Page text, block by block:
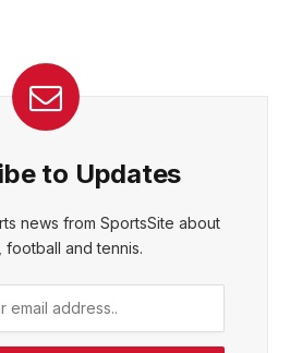
to Updates
news from SportsSite about
football and tennis.